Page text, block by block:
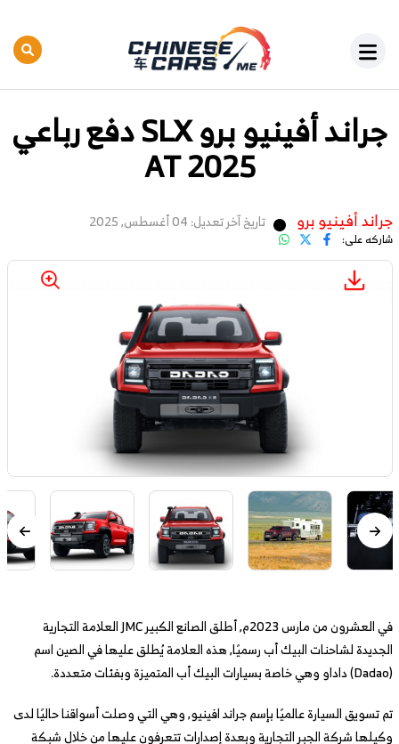
جراند أفينيو برو SLX دفع رباعي
AT 2025
جراند أفينيو برو تاريخ آخر تعديل: 04 أغسطس, 2025
شاركه على:
في العشرون من مارس 2023م, أطلق الصانع الكبير JMC العلامة التجارية
الجديدة لشاحنات البيك أب رسميًا, هذه العلامة يُطلق عليها في الصين اسم
(Dadao) داداو وهي خاصة بسيارات البيك أب المتميزة وبفئات متعددة.
تم تسويق السيارة عالميًا بإسم جراند افينيو, وهي التي وصلت أسواقنا حاليًا لدى
وكيلها شركة الجبر التجارية وبعدة إصدارات تتعرفون عليها من خلال شبكة